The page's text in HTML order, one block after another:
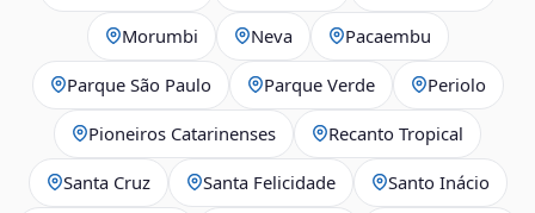
Morumbi Neva Pacaembu
Parque São Paulo Parque Verde Periolo
Pioneiros Catarinenses Recanto Tropical
Santa Cruz Santa Felicidade Santo Inácio